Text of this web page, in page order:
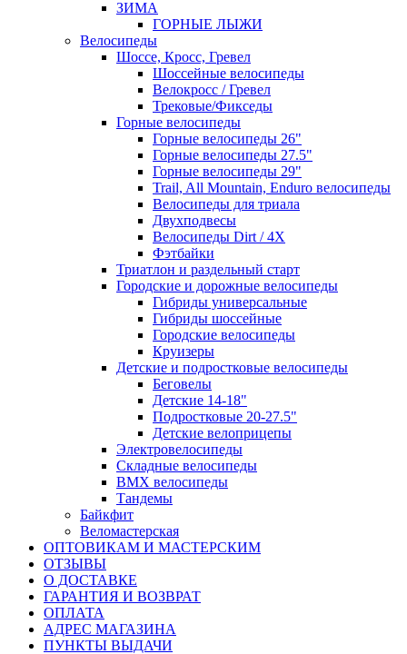
ЗИМА
ГОРНЫЕ ЛЫЖИ
Велосипеды
Шоссе, Кросс, Гревел
Шоссейные велосипеды
Велокросс / Гревел
Трековые/Фикседы
Горные велосипеды
Горные велосипеды 26"
Горные велосипеды 27.5"
Горные велосипеды 29"
Trail, All Mountain, Enduro велосипеды
Велосипеды для триала
Двухподвесы
Велосипеды Dirt / 4X
Фэтбайки
Триатлон и раздельный старт
Городские и дорожные велосипеды
Гибриды универсальные
Гибриды шоссейные
Городские велосипеды
Круизеры
Детские и подростковые велосипеды
Беговелы
Детские 14-18"
Подростковые 20-27.5"
Детские велоприцепы
Электровелосипеды
Складные велосипеды
BMX велосипеды
Тандемы
Байкфит
Веломастерская
ОПТОВИКАМ И МАСТЕРСКИМ
ОТЗЫВЫ
О ДОСТАВКЕ
ГАРАНТИЯ И ВОЗВРАТ
ОПЛАТА
АДРЕС МАГАЗИНА
ПУНКТЫ ВЫДАЧИ